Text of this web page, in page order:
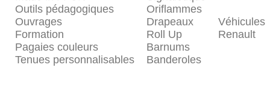
Outils pédagogiques
Ouvrages
Formation
Pagaies couleurs
Tenues personnalisables
Oriflammes
Drapeaux
Roll Up
Barnums
Banderoles
Véhicules
Renault